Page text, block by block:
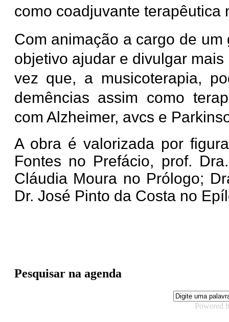
como coadjuvante terapêutica
Com animação a cargo de
objetivo ajudar e divulgar
vez que, a musicoterapia,
demências assim como
com Alzheimer, avcs e
A obra é valorizada por
Fontes no Prefácio, prof.
Cláudia Moura no Prólogo;
Dr. José Pinto da Costa no
Pesquisar na agenda
Powered